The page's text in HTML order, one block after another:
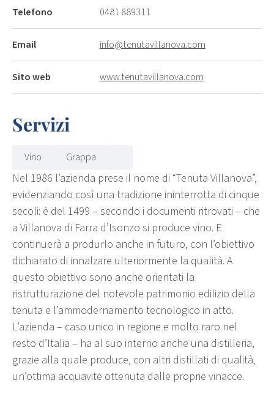
Telefono 0481 889311
Email info@tenutavillanova.com
Sito web www.tenutavillanova.com
Servizi
Vino Grappa
Nel 1986 l’azienda prese il nome di “Tenuta Villanova”,
evidenziando così una tradizione ininterrotta di cinque
secoli: è del 1499 – secondo i documenti ritrovati – che
a Villanova di Farra d’Isonzo si produce vino. E
continuerà a produrlo anche in futuro, con l’obiettivo
dichiarato di innalzare ulteriormente la qualità. A
questo obiettivo sono anche orientati la
ristrutturazione del notevole patrimonio edilizio della
tenuta e l’ammodernamento tecnologico in atto.
L’azienda – caso unico in regione e molto raro nel
resto d’Italia – ha al suo interno anche una distilleria,
grazie alla quale produce, con altri distillati di qualità,
un’ottima acquavite ottenuta dalle proprie vinacce.